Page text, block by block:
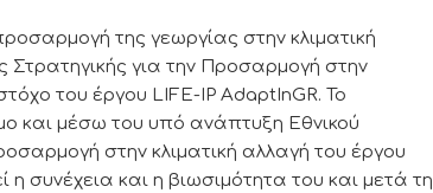
της γεωργίας στην κλιματική
Στρατηγικής για την Προσαρμογή στην
του έργου LIFE-IP AdaptInGR. Το
και μέσω του υπό ανάπτυξη Εθνικού
στην κλιματική αλλαγή του έργου
συνέχεια και η βιωσιμότητα του και μετά τη